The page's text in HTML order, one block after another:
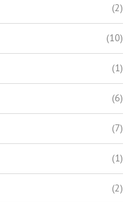
(2)
(10)
(1)
(6)
(7)
(1)
(2)